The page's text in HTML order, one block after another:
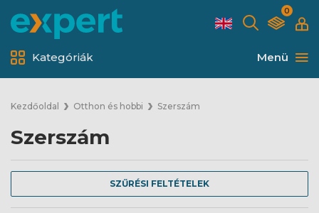
0
Menü
Kategóriák
Kezdőoldal Otthon és hobbi Szerszám
Szerszám
SZŰRÉSI FELTÉTELEK